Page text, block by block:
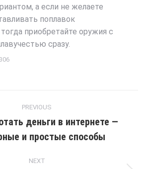
а если не желаете
поплавок
приобретайте оружия с
сразу.
PREVIOUS
post:
деньги в интернете —
и простые способы
NEXT